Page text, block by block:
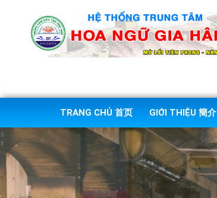
TRANG CHỦ 首页 GIỚI THIỆU 簡介